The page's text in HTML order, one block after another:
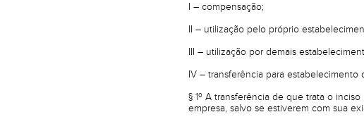
I – compensação;
II – utilização pelo próprio
III – utilização por demais
IV – transferência para estabelecimento
§ 1º A transferência de que trata o
empresa, salvo se estiverem com sua